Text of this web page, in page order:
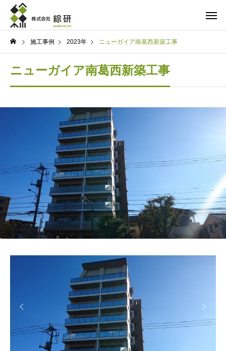
施工事例 2023年 ニューガイア南葛西新築工事
ニューガイア南葛西新築工事